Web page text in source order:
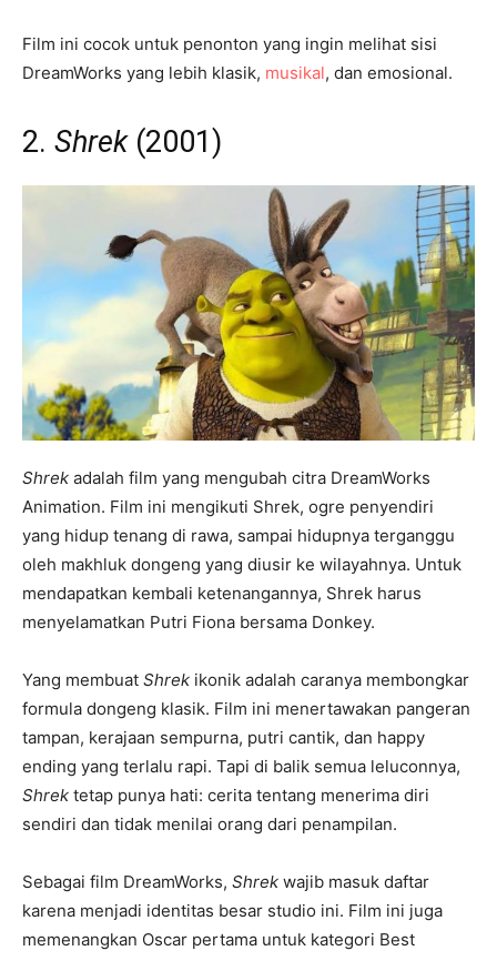
Film ini cocok untuk penonton yang ingin melihat sisi
DreamWorks yang lebih klasik, musikal, dan emosional.
2. Shrek(2001)
Shrek adalah film yang mengubah citra DreamWorks
Animation. Film ini mengikuti Shrek, ogre penyendiri
yang hidup tenang di rawa, sampai hidupnya terganggu
oleh makhluk dongeng yang diusir ke wilayahnya. Untuk
mendapatkan kembali ketenangannya, Shrek harus
menyelamatkan Putri Fiona bersama Donkey.
Yang membuat Shrek ikonik adalah caranya membongkar
formula dongeng klasik. Film ini menertawakan pangeran
tampan, kerajaan sempurna, putri cantik, dan happy
ending yang terlalu rapi. Tapi di balik semua leluconnya,
Shrek tetap punya hati: cerita tentang menerima diri
sendiri dan tidak menilai orang dari penampilan.
Sebagai film DreamWorks, Shrek wajib masuk daftar
karena menjadi identitas besar studio ini. Film ini juga
memenangkan Oscar pertama untuk kategori Best